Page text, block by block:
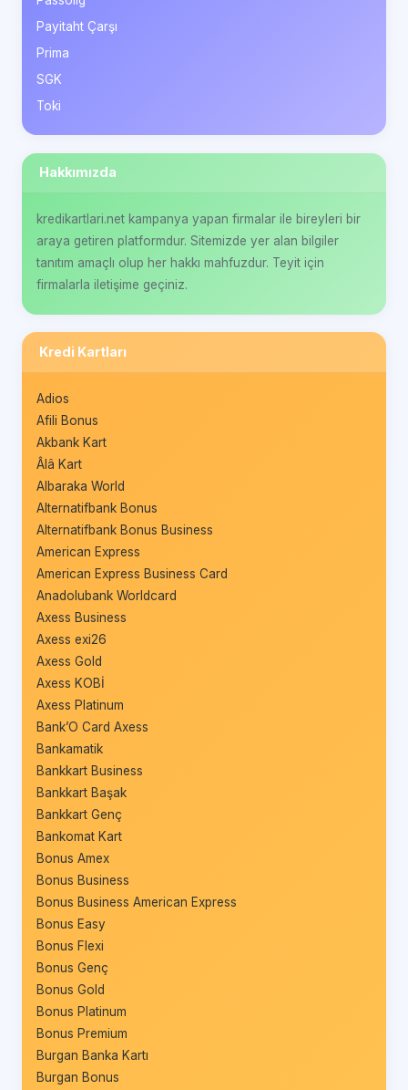
Payitaht Çarşı
Prima
SGK
Toki
Hakkımızda
kredikartlari.net kampanya yapan firmalar ile bireyleri bir
araya getiren platformdur. Sitemizde yer alan bilgiler
tanıtım amaçlı olup her hakkı mahfuzdur. Teyit için
firmalarla iletişime geçiniz.
Kredi Kartları
Adios
Afili Bonus
Akbank Kart
Âlâ Kart
Albaraka World
Alternatifbank Bonus
Alternatifbank Bonus Business
American Express
American Express Business Card
Anadolubank Worldcard
Axess Business
Axess exi26
Axess Gold
Axess KOBİ
Axess Platinum
Bank’O Card Axess
Bankamatik
Bankkart Business
Bankkart Başak
Bankkart Genç
Bankomat Kart
Bonus Amex
Bonus Business
Bonus Business American Express
Bonus Easy
Bonus Flexi
Bonus Genç
Bonus Gold
Bonus Platinum
Bonus Premium
Burgan Banka Kartı
Burgan Bonus